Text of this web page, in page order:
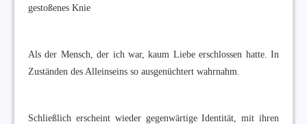
gestoßenes Knie
Als der Mensch, der ich war, kaum Liebe erschlossen hatte. In
Zuständen des Alleinseins so ausgenüchtert wahrnahm.
Schließlich erscheint wieder gegenwärtige Identität, mit ihren